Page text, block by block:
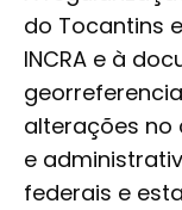
do Tocantins
INCRA e à
alterações
e
federais e